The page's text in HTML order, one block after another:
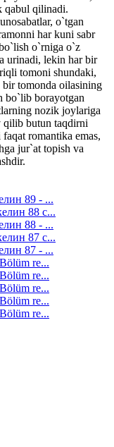
qabul qilinadi.
o`tgan
har kuni sabr
o`rniga o`z
urinadi, lekin har bir
tomoni shundaki,
tomonda oilasining
bo`lib borayotgan
nozik joylariga
butun taqdirni
romantika emas,
jur`at topish va
89 - ...
88 с...
88 - ...
87 с...
87 - ...
re...
re...
re...
re...
re...